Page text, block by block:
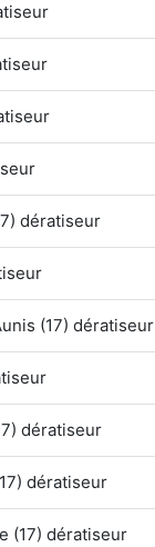
dératiseur
(17) dératiseur
dératiseur
dératiseur
(17) dératiseur